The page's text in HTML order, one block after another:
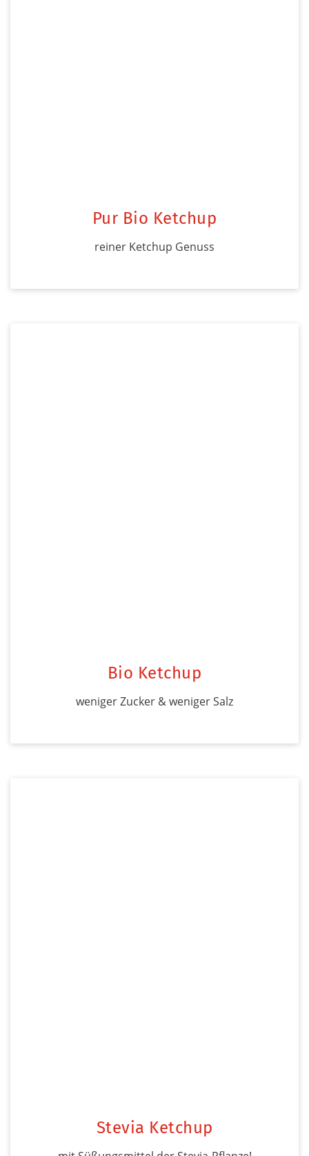
Pur Bio Ketchup
reiner Ketchup Genuss
Bio Ketchup
weniger Zucker & weniger Salz
Stevia Ketchup